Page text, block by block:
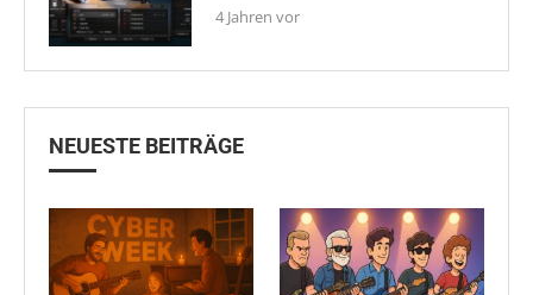
4 Jahren vor
NEUESTE BEITRÄGE